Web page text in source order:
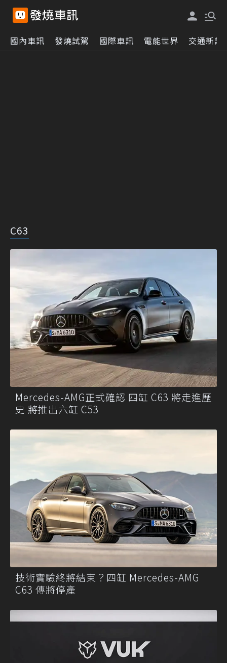
國內車訊 發燒試駕 國際車訊 電能世界 交通新訊
C63
Mercedes-AMG正式確認 四缸 C63 將走進歷
史 將推出六缸 C53
技術實驗終將結束？四缸 Mercedes-AMG
C63 傳將停產